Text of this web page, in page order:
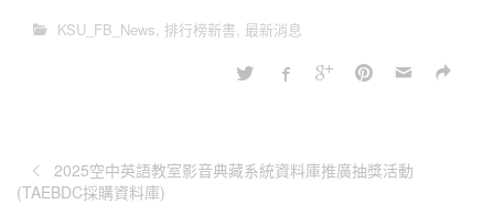
KSU_FB_News, 排行榜新書, 最新消息
2025空中英語教室影音典藏系統資料庫推廣抽獎活動
(TAEBDC採購資料庫)